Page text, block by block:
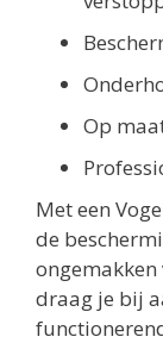
Op
Met een
de
draag je bij